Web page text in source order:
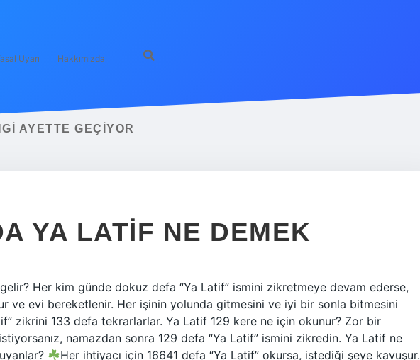
Uyarı Hakkımızda
AYETTE GEÇIYOR
YA LATIF NE DEMEK
Her kim günde dokuz defa “Ya Latif” ismini zikretmeye devam ederse,
ve evi bereketlenir. Her işinin yolunda gitmesini ve iyi bir sonla bitmesini
zikrini 133 defa tekrarlarlar. Ya Latif 129 kere ne için okunur? Zor bir
namazdan sonra 129 defa “Ya Latif” ismini zikredin. Ya Latif ne
Her ihtiyacı için 16641 defa “Ya Latif” okursa, istediği şeye kavuşur.